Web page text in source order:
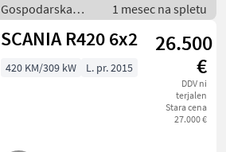
Gospodarska
vozila / Tovornjak
1 mesec na spletu
SCANIA R420 6x2
26.500
€
DDV ni
terjalen
Stara cena
27.000 €
420 KM/309 kW L. pr. 2015